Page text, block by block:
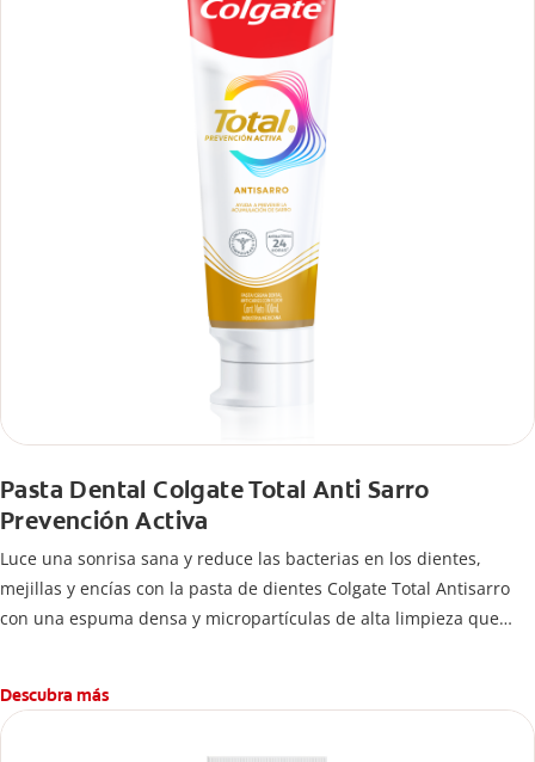
Pasta Dental Colgate Total Anti Sarro
Prevención Activa
Luce una sonrisa sana y reduce las bacterias en los dientes,
mejillas y encías con la pasta de dientes Colgate Total Antisarro
con una espuma densa y micropartículas de alta limpieza que
Descubra más